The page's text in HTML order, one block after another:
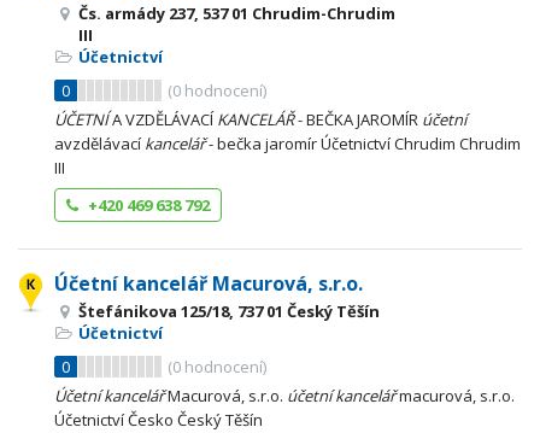
Čs. armády 237, 537 01 Chrudim-Chrudim
III
Účetnictví
0
(0 hodnocení)
ÚČETNÍA VZDĚLÁVACÍKANCELÁŘ- BEČKA JAROMÍR účetní
avzdělávací kancelář- bečka jaromír Účetnictví Chrudim Chrudim
III
+420 469 638 792
Účetní kancelář Macurová, s.r.o.
Štefánikova 125/18, 737 01 Český Těšín
Účetnictví
0
(0 hodnocení)
Účetní kancelářMacurová, s.r.o. účetní kancelářmacurová, s.r.o.
Účetnictví Česko Český Těšín